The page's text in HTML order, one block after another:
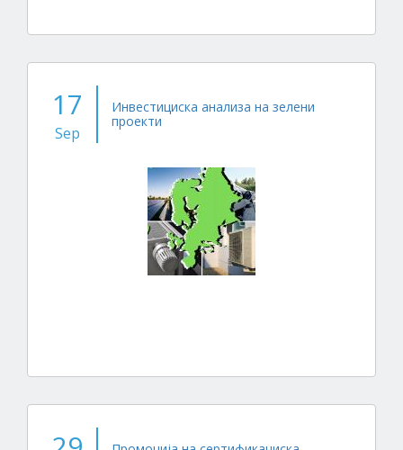
17
Sep
Инвестициска анализа на зелени
проекти